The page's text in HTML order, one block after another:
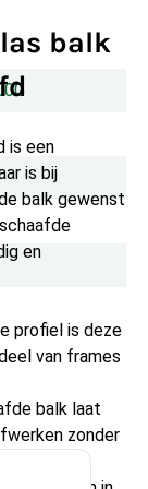
balk
is een
is bij
balk gewenst
en
profiel is deze
van frames
balk laat
zonder